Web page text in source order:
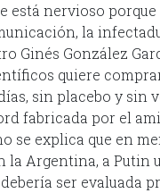
nervioso porque
la
Ginés González
quiere
sin placebo y sin
fabricada por el
se explica que en
Argentina, a Putin
ser evaluada